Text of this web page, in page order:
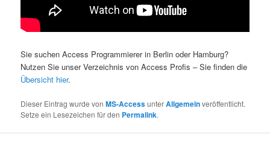
Sie suchen Access Programmierer in Berlin oder Hamburg?
Nutzen Sie unser Verzeichnis von Access Profis – Sie finden die
Übersicht hier.
Dieser Eintrag wurde vonMS-AccessunterAllgemeinveröffentlicht.
Setze ein Lesezeichen für den Permalink.